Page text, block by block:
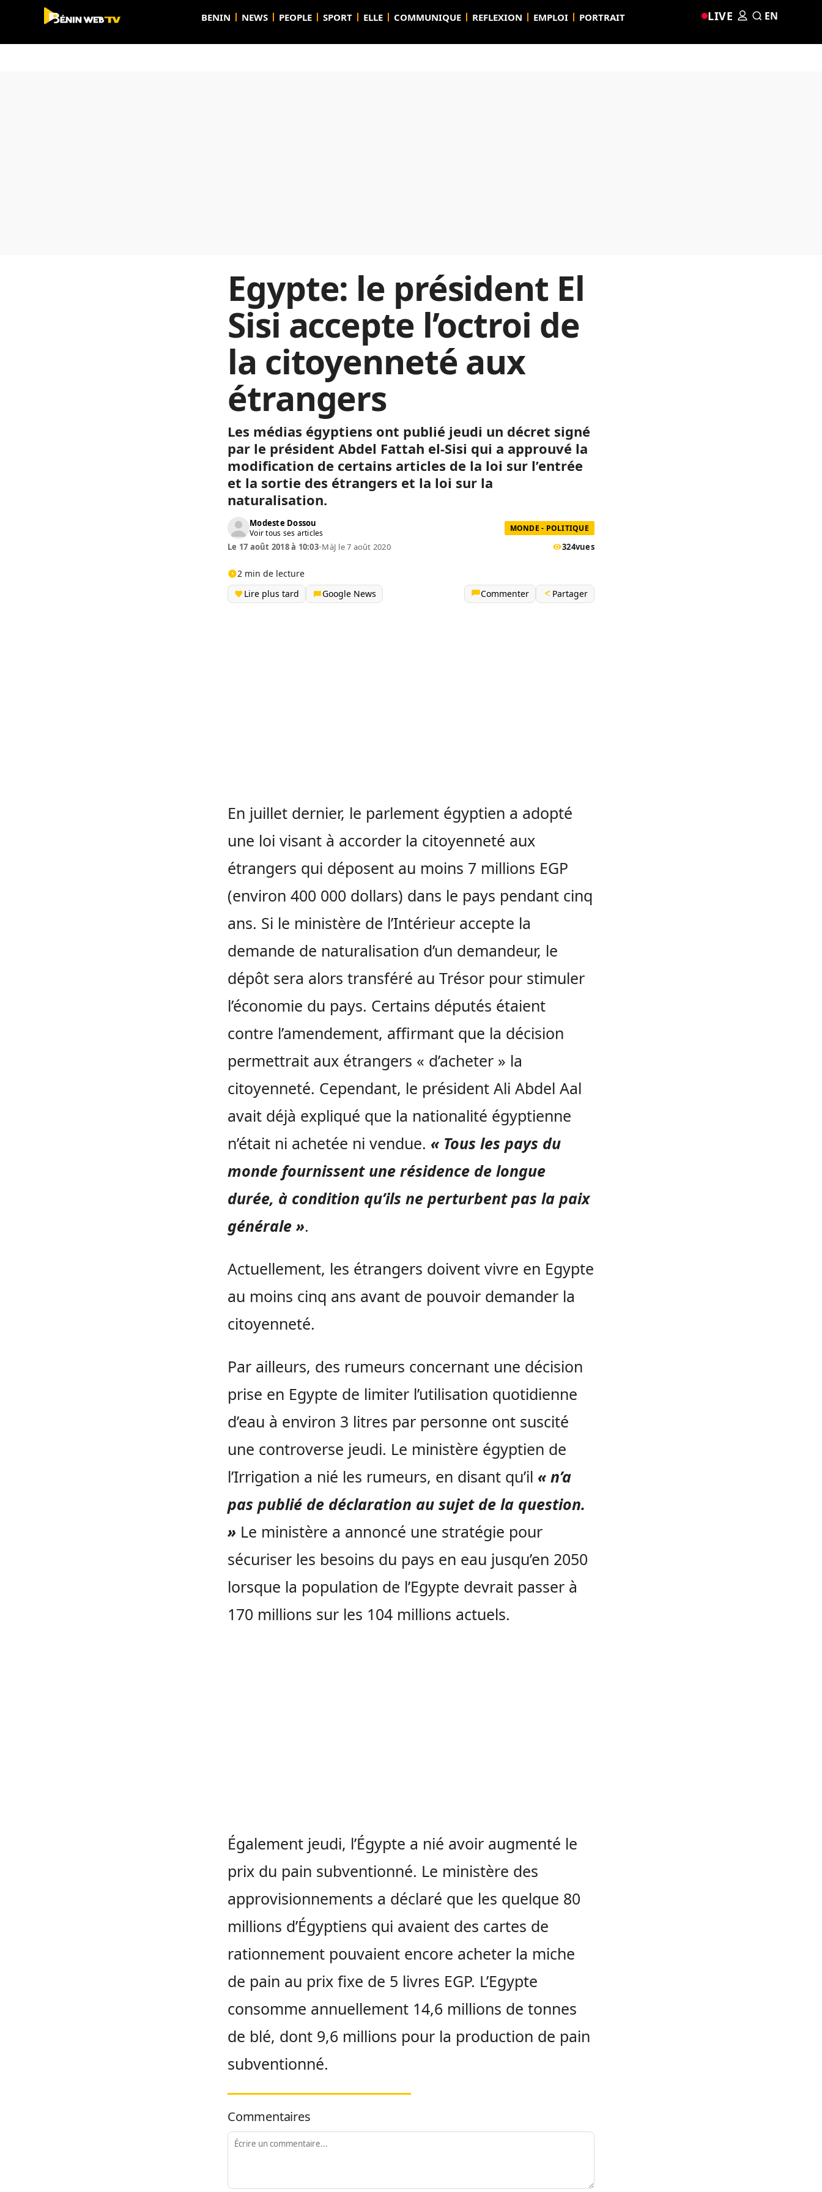
BENIN NEWS PEOPLE SPORT ELLE COMMUNIQUE REFLEXION EMPLOI PORTRAIT LIVE EN
Egypte: le président El
Sisi accepte l’octroi de
la citoyenneté aux
étrangers
Les médias égyptiens ont publié jeudi un décret signé
par le président Abdel Fattah el-Sisi qui a approuvé la
modification de certains articles de la loi sur l’entrée
et la sortie des étrangers et la loi sur la
naturalisation.
Modeste Dossou
Voir tous ses articles MONDE - POLITIQUE
Le 17 août 2018 à 10:03•MàJ le 7 août 2020 324vues
2 min de lecture
Lire plus tard
Google News Commenter Partager
En juillet dernier, le parlement égyptien a adopté
une loi visant à accorder la citoyenneté aux
étrangers qui déposent au moins 7 millions EGP
(environ 400 000 dollars) dans le pays pendant cinq
ans. Si le ministère de l’Intérieur accepte la
demande de naturalisation d’un demandeur, le
dépôt sera alors transféré au Trésor pour stimuler
l’économie du pays. Certains députés étaient
contre l’amendement, affirmant que la décision
permettrait aux étrangers « d’acheter » la
citoyenneté. Cependant, le président Ali Abdel Aal
avait déjà expliqué que la nationalité égyptienne
n’était ni achetée ni vendue. « Tous les pays du
monde fournissent une résidence de longue
durée, à condition qu’ils ne perturbent pas la paix
générale ».
Actuellement, les étrangers doivent vivre en Egypte
au moins cinq ans avant de pouvoir demander la
citoyenneté.
Par ailleurs, des rumeurs concernant une décision
prise en Egypte de limiter l’utilisation quotidienne
d’eau à environ 3 litres par personne ont suscité
une controverse jeudi. Le ministère égyptien de
l’Irrigation a nié les rumeurs, en disant qu’il « n’a
pas publié de déclaration au sujet de la question.
» Le ministère a annoncé une stratégie pour
sécuriser les besoins du pays en eau jusqu’en 2050
lorsque la population de l’Egypte devrait passer à
170 millions sur les 104 millions actuels.
Également jeudi, l’Égypte a nié avoir augmenté le
prix du pain subventionné. Le ministère des
approvisionnements a déclaré que les quelque 80
millions d’Égyptiens qui avaient des cartes de
rationnement pouvaient encore acheter la miche
de pain au prix fixe de 5 livres EGP. L’Egypte
consomme annuellement 14,6 millions de tonnes
de blé, dont 9,6 millions pour la production de pain
subventionné.
Commentaires